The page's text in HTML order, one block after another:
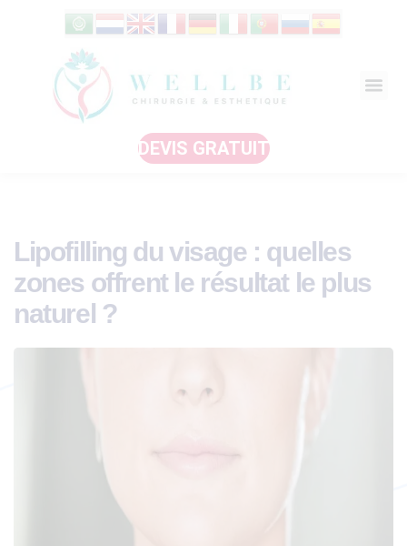
DEVIS GRATUIT
Lipofilling du visage : quelles
zones offrent le résultat le plus
naturel ?